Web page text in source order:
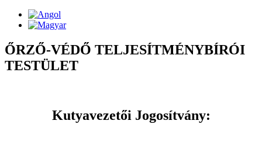
ŐRZŐ-VÉDŐ TELJESÍTMÉNYBÍRÓI
TESTÜLET
Kutyavezetői Jogosítvány: